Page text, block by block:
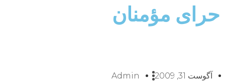
حرای مؤمنان
آگوست 31, 2009 Admin